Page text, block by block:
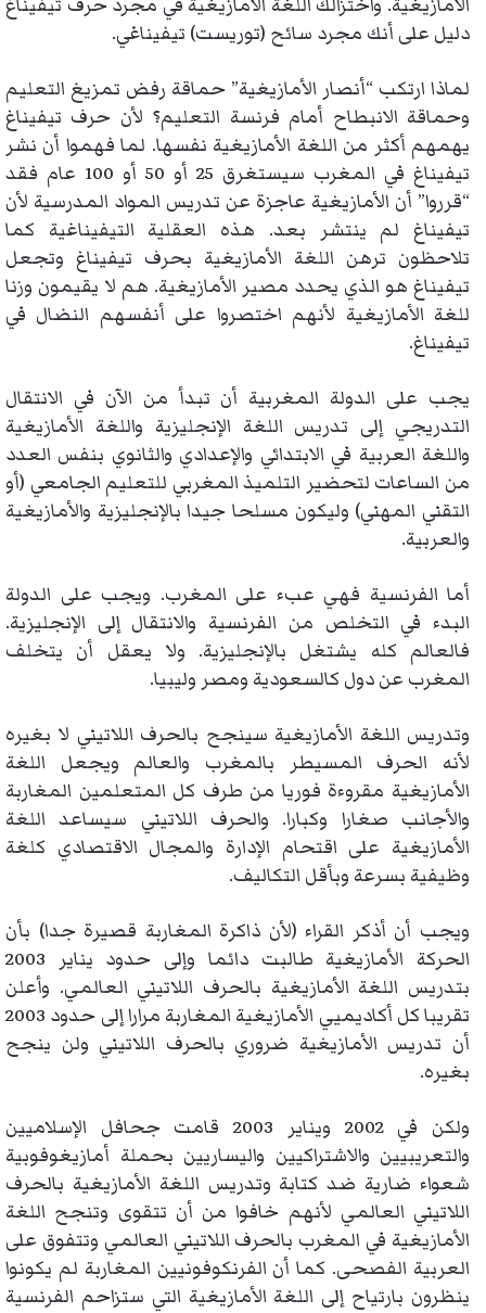
دليل على أنك مجرد سائح (توريست) تيفيناغي.
لماذا ارتكب “أنصار الأمازيغية” حماقة رفض تمزيغ التعليم
وحماقة الانبطاح أمام فرنسة التعليم؟ لأن حرف تيفيناغ
يهمهم أكثر من اللغة الأمازيغية نفسها. لما فهموا أن نشر
تيفيناغ في المغرب سيستغرق 25 أو 50 أو 100 عام فقد
“قرروا” أن الأمازيغية عاجزة عن تدريس المواد المدرسية لأن
تيفيناغ لم ينتشر بعد. هذه العقلية التيفيناغية كما
تلاحظون ترهن اللغة الأمازيغية بحرف تيفيناغ وتجعل
تيفيناغ هو الذي يحدد مصير الأمازيغية. هم لا يقيمون وزنا
للغة الأمازيغية لأنهم اختصروا على أنفسهم النضال في
تيفيناغ.
يجب على الدولة المغربية أن تبدأ من الآن في الانتقال
التدريجي إلى تدريس اللغة الإنجليزية واللغة الأمازيغية
واللغة العربية في الابتدائي والإعدادي والثانوي بنفس العدد
من الساعات لتحضير التلميذ المغربي للتعليم الجامعي (أو
التقني المهني) وليكون مسلحا جيدا بالإنجليزية والأمازيغية
والعربية.
أما الفرنسية فهي عبء على المغرب. ويجب على الدولة
البدء في التخلص من الفرنسية والانتقال إلى الإنجليزية.
فالعالم كله يشتغل بالإنجليزية. ولا يعقل أن يتخلف
المغرب عن دول كالسعودية ومصر وليبيا.
وتدريس اللغة الأمازيغية سينجح بالحرف اللاتيني لا بغيره
لأنه الحرف المسيطر بالمغرب والعالم ويجعل اللغة
الأمازيغية مقروءة فوريا من طرف كل المتعلمين المغاربة
والأجانب صغارا وكبارا. والحرف اللاتيني سيساعد اللغة
الأمازيغية على اقتحام الإدارة والمجال الاقتصادي كلغة
وظيفية بسرعة وبأقل التكاليف.
ويجب أن أذكر القراء (لأن ذاكرة المغاربة قصيرة جدا) بأن
الحركة الأمازيغية طالبت دائما وإلى حدود يناير 2003
بتدريس اللغة الأمازيغية بالحرف اللاتيني العالمي. وأعلن
تقريبا كل أكاديميي الأمازيغية المغاربة مرارا إلى حدود 2003
أن تدريس الأمازيغية ضروري بالحرف اللاتيني ولن ينجح
بغيره.
ولكن في 2002 ويناير 2003 قامت جحافل الإسلاميين
والتعريبيين والاشتراكيين واليساريين بحملة أمازيغوفوبية
شعواء ضارية ضد كتابة وتدريس اللغة الأمازيغية بالحرف
اللاتيني العالمي لأنهم خافوا من أن تتقوى وتنجح اللغة
الأمازيغية في المغرب بالحرف اللاتيني العالمي وتتفوق على
العربية الفصحى. كما أن الفرنكوفونيين المغاربة لم يكونوا
ينظرون بارتياح إلى اللغة الأمازيغية التي ستزاحم الفرنسية